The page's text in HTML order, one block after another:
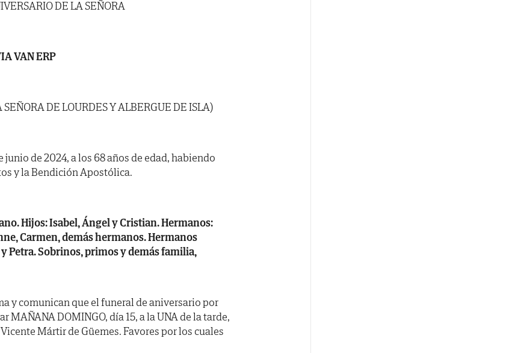
DE LA SEÑORA
VAN ERP
DE LOURDES Y ALBERGUE DE ISLA)
junio de 2024, a los 68 años de edad, habiendo
y la Bendición Apostólica.
Hijos: Isabel, Ángel y Cristian. Hermanos:
Carmen, demás hermanos. Hermanos
Petra. Sobrinos, primos y demás familia,
y comunican que el funeral de aniversario por
MAÑANA DOMINGO, día 15, a la UNA de la tarde,
Mártir de Güemes. Favores por los cuales